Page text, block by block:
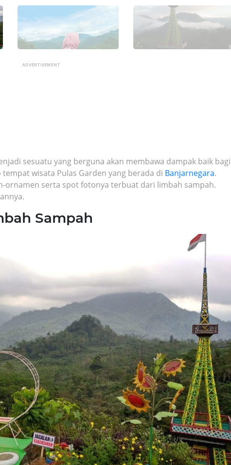
ADVERTISEMENT
sesuatu yang berguna akan membawa dampak baik bagi
wisata Pulas Garden yang berada di Banjarnegara.
ornamen serta spot fotonya terbuat dari limbah sampah.
Sampah